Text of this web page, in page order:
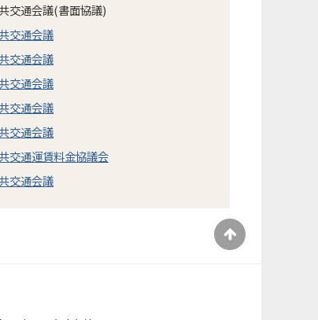
交通会議(書面協議)
交通会議
交通会議
交通会議
交通会議
交通会議
交通運賃料金協議会
交通会議